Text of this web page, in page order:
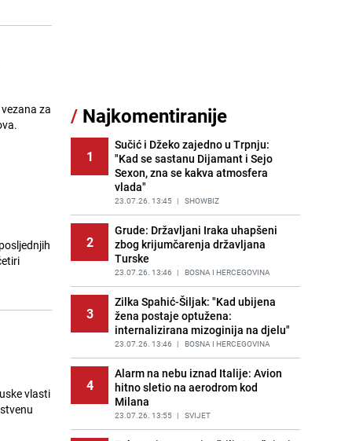
za
vlasti
11
naselju Vraca? Policija zaprimila
dojavu, izašli na teren
PRIJE 2 DANA | CRNA HRONIKA
Znate li šta Dino Merlin pojede prije
izlaska na scenu? Njegov ritual
iznenadio mnoge
PRIJE 1 DAN | SHOWBIZ
13
Nastavak provokacija: MUP RS
oduzeo zastavu s ljiljanima i
sankcionisao vozača iz Bosanskog
Novog
PRIJE 1 DAN | BOSNA I HERCEGOVINA
Pojavili su vam se mravi u kući? Bez
brige, ovo su najbolji načini da ih se
riješite
PRIJE 2 DANA | ŽIVOT I STIL
Kako izgleda travnjak stadiona
Koševo nakon tri koncerta Dine
Merlina
/ Najkomentiranije
1
Sučić i Džeko zajedno u Trpnju:
"Kad se sastanu Dijamant i Sejo
Sexon, zna se kakva atmosfera
vlada"
23.07.26. 13:45 | SHOWBIZ
2
Grude: Državljani Iraka uhapšeni
zbog krijumčarenja državljana
Turske
23.07.26. 13:46 | BOSNA I HERCEGOVINA
3
Zilka Spahić-Šiljak: "Kad ubijena
žena postaje optužena:
internalizirana mizoginija na djelu"
23.07.26. 13:46 | BOSNA I HERCEGOVINA
4
Alarm na nebu iznad Italije: Avion
hitno sletio na aerodrom kod
Milana
23.07.26. 13:55 | SVIJET